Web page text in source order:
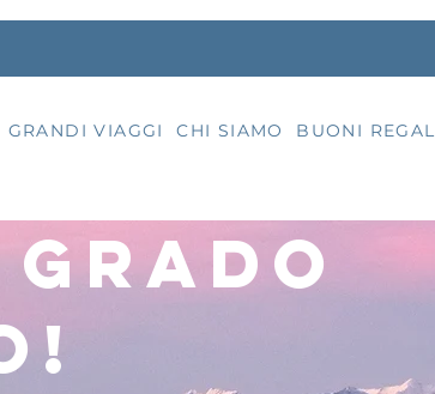
GRANDI VIAGGI CHI SIAMO BUONI